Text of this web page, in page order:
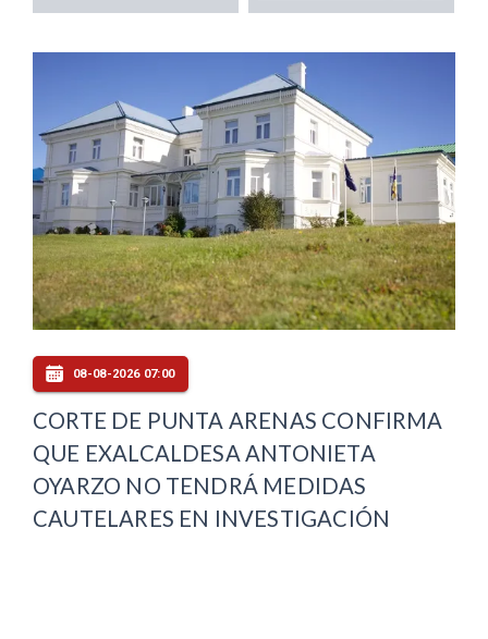
08-08-2026 07:00
CORTE DE PUNTA ARENAS CONFIRMA
QUE EXALCALDESA ANTONIETA
OYARZO NO TENDRÁ MEDIDAS
CAUTELARES EN INVESTIGACIÓN